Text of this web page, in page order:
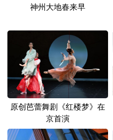
四川 贵州
新疆 内蒙古
多语种频道
Español
Русский язык
神州大地春来早
原创芭蕾舞剧《红楼梦》在
京首演